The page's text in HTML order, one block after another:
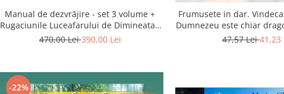
Manual de dezvrăjire - set 3 volume +
Rugaciunile Luceafarului de Dimineata -
Gratuit)
470,00 Lei390,00 Lei
Frumusete in dar.
Dumnezeu este chiar
a 2-a
47,57 Lei41,23
-22%